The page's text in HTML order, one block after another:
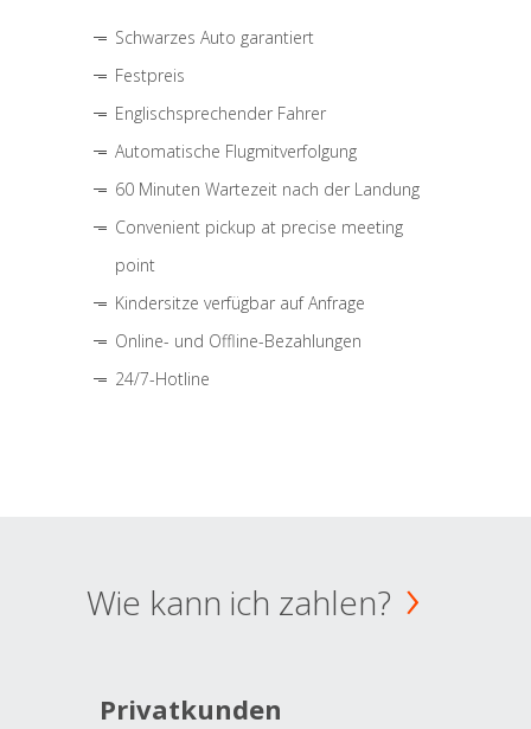
Schwarzes Auto garantiert
Festpreis
Englischsprechender Fahrer
Automatische Flugmitverfolgung
60 Minuten Wartezeit nach der Landung
Convenient pickup at precise meeting
point
Kindersitze verfügbar auf Anfrage
Online- und Offline-Bezahlungen
24/7-Hotline
Wie kann ich zahlen?
Privatkunden